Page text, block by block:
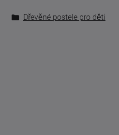
Dřevěné postele pro děti